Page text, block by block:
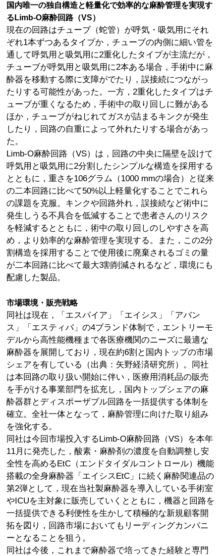
国内唯一の独自構造と軽量化で効率的な麻酔管理を実現す
るLimb-O麻酔回路（VS）
現在の回路はチューブ（蛇管）が呼気・吸気用にそれ
ぞれ1本ずつあるタイプか，チューブの内側に細い管を
通して呼気用と吸気用に2重化したタイプが主流だが，
チューブが呼気用と吸気用に2本ある場合，手術中に麻
酔器を移動する際に支障がでたり，誤接続につながっ
たりする可能性があった。一方，2重化したタイプはチ
ューブが重くなるため，手術中の取り回しに難がある
ほか，チューブがねじれてガスが詰まるキンクが発生
したり，回路の自重によって外れたりする場合があっ
た。
Limb-O麻酔回路（VS）は，回路の中央に隔壁を設けて
呼気用と吸気用に2分割したシンプルな構造を採用する
とともに，重さを106グラム（1000 mmの場合）と従来
の二本回路に比べて50%以上軽量化することでこれら
の課題を克服。キンクや回路外れ，誤接続など術中に
発生しうる不具合を低減することで患者さんのリスク
を軽減するとともに，術中の取り回しのしやすさを高
め，より効率的な麻酔管理を実現する。また，この2分
割構造を採用することで使用後に廃棄されるゴミの量
が二本回路に比べて最大3割削減されるなど，環境にも
配慮した製品。
市場環境・販売戦略
同社は現在，「エスパイア」「エイシス」「アバン
ス」「エスティバ」の4ブランド体制で，エントリーモ
デルから高性能機種まで各医療機関のニーズに最適な
麻酔器を展開しており，現在約6割と国内トップの市場
シェアを有している（出典：矢野経済研究所）。同社
は本回路の取り扱い開始に伴い，医療用消耗品の販売
を手がける事業部門を拡充し，国内トップシェアの麻
酔器群とディスポーザブル回路を一括提供する体制を
確立。全社一体となって，麻酔管理に向けた取り組み
を強化する。
同社は今回市場投入するLimb-O麻酔回路（VS）を本年
11月に発売した，酸素・麻酔剤の濃度を自動調整し安
全性を高めるEtC（エンドタイダルコントロール）機能
搭載の全身麻酔器「エイシスEtC」に続く麻酔関連品の
第2弾として，現在当社製麻酔器を導入している手術室
やICUを主対象に販売していくとともに，機器と回路を
一括提供できる利便性を生かして積極的な新規顧客開
拓を図り，回路市場においてもリーディングカンパニ
ーとなることを狙う。
同社は今後，これまで麻酔器で培ってきた経験と専門